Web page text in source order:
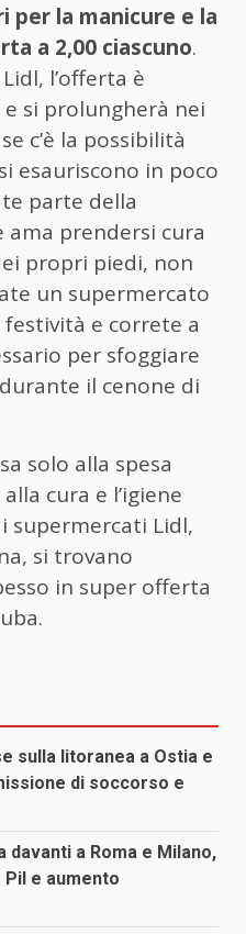
per la manicure e la
a 2,00 ciascuno.
l’offerta è
si prolungherà nei
c’è la possibilità
esauriscono in poco
parte della
ama prendersi cura
propri piedi, non
un supermercato
e correte a
per sfoggiare
il cenone di
solo alla spesa
cura e l’igiene
supermercati Lidl,
si trovano
in super offerta
sulla litoranea a Ostia e
di soccorso e
a Roma e Milano,
Pil e aumento